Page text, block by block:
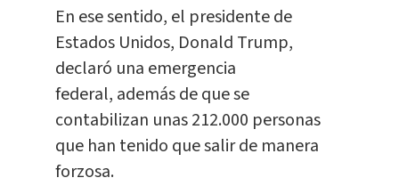
En ese sentido, el presidente de
Estados Unidos, Donald Trump,
declaró una emergencia
federal, además de que se
contabilizan unas 212.000 personas
que han tenido que salir de manera
forzosa.